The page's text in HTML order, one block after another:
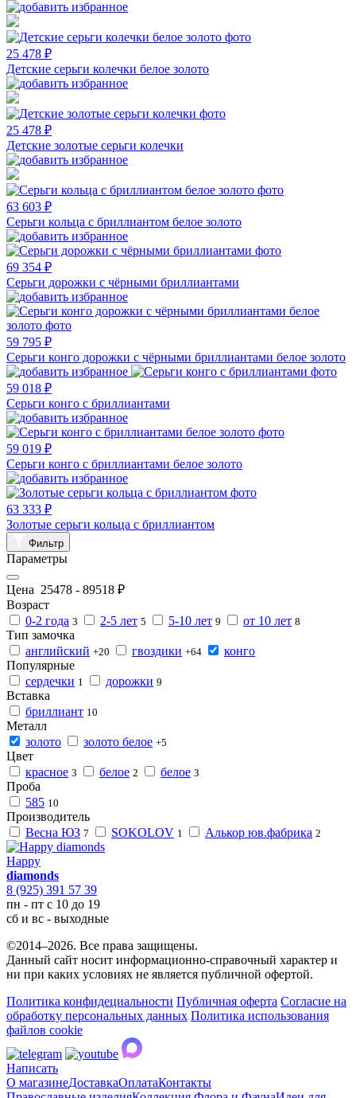
25 478 ₽
Детские серьги колечки белое золото
25 478 ₽
Детские золотые серьги колечки
63 603 ₽
Серьги кольца с бриллиантом белое золото
69 354 ₽
Серьги дорожки с чёрными бриллиантами
59 795 ₽
Серьги конго дорожки с чёрными бриллиантами белое золото
59 018 ₽
Серьги конго с бриллиантами
59 019 ₽
Серьги конго с бриллиантами белое золото
63 333 ₽
Золотые серьги кольца с бриллиантом
Фильтр
Параметры
Цена 25478 - 89518 ₽
Возраст
0-2 года 3 2-5 лет 5 5-10 лет 9 от 10 лет 8
Тип замочка
английский +20 гвоздики +64
конго
Популярные
сердечки 1 дорожки 9
Вставка
бриллиант 10
Металл
золото
золото белое +5
Цвет
красное 3 белое 2 белое 3
Проба
585 10
Производитель
Весна ЮЗ 7 SOKOLOV 1 Алькор юв.фабрика 2
Happy
diamonds
8 (925) 391 57 39
пн - пт с 10 до 19
сб и вс - выходные
©2014–2026. Все права защищены.
Данный сайт носит информационно-справочный характер и
ни при каких условиях не является публичной офертой.
Политика конфидециальности Публичная оферта Согласие на
обработку персональных данных Политика использования
файлов cookie
Написать
О магазинеДоставкаОплатаКонтакты